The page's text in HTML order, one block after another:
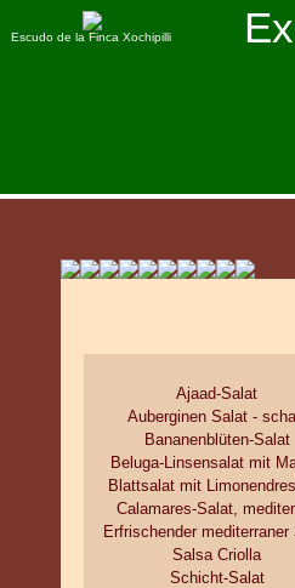
Escudo de la Finca Xochipilli
Ajaad-Salat
Auberginen Salat -
Bananenblüten-Salat
Beluga-Linsensalat mit
Blattsalat mit
Calamares-Salat,
Erfrischender mediterraner
Salsa Criolla
Schicht-Salat